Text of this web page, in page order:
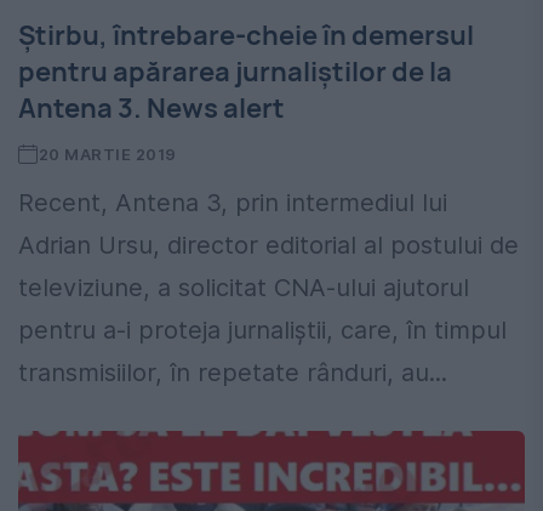
Știrbu, întrebare-cheie în demersul
pentru apărarea jurnaliștilor de la
Antena 3. News alert
20 MARTIE 2019
Recent, Antena 3, prin intermediul lui
Adrian Ursu, director editorial al postului de
televiziune, a solicitat CNA-ului ajutorul
pentru a-i proteja jurnaliștii, care, în timpul
transmisiilor, în repetate rânduri, au...